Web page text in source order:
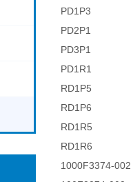
PD1P3
PD2P1
PD3P1
PD1R1
RD1P5
RD1P6
RD1R5
RD1R6
1000F3374-002